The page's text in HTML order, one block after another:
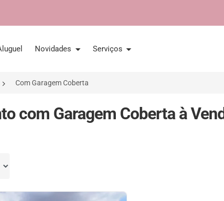
Novidades Serviços
Com Garagem Coberta
com Garagem Coberta à